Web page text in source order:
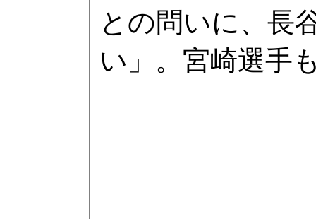
との問いに、長
い」。宮崎選手